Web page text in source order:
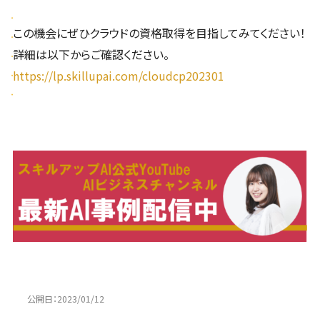
この機会にぜひクラウドの資格取得を目指してみてください！
詳細は以下からご確認ください。
https://lp.skillupai.com/cloudcp202301
公開日：2023/01/12